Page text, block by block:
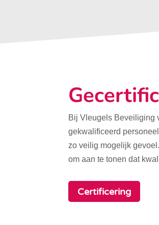
Bij Vleugels Beveiliging
gekwalificeerd
zo veilig mogelijk
om aan te tonen dat
Certificering